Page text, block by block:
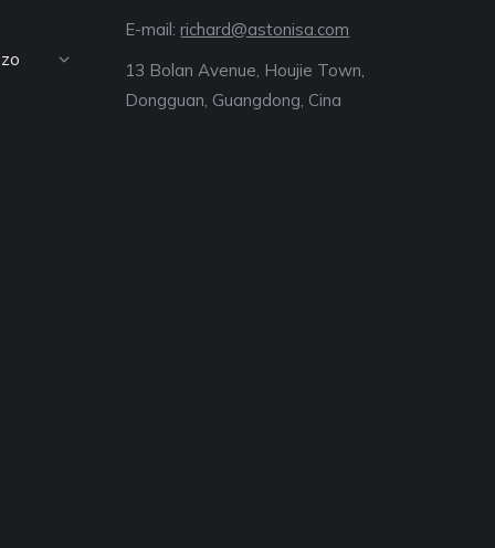
E-mail:richard@astonisa.com
13 Bolan Avenue, Houjie Town,
Dongguan, Guangdong, Cina